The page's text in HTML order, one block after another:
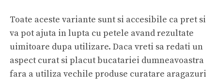
Toate aceste variante sunt si accesibile ca pret si
va pot ajuta in lupta cu petele avand rezultate
uimitoare dupa utilizare. Daca vreti sa redati un
aspect curat si placut bucatariei dumneavoastra
fara a utiliza vechile produse curatare aragazuri